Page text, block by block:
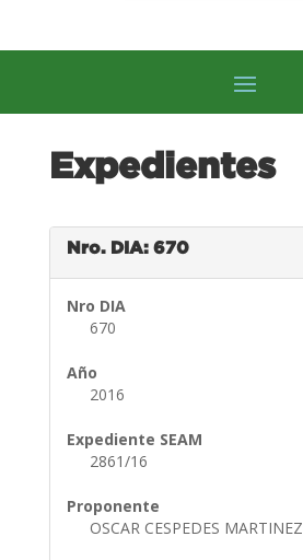
Expedientes
Nro. DIA: 670
Nro DIA
670
Año
2016
Expediente SEAM
2861/16
Proponente
OSCAR CESPEDES MARTINEZ